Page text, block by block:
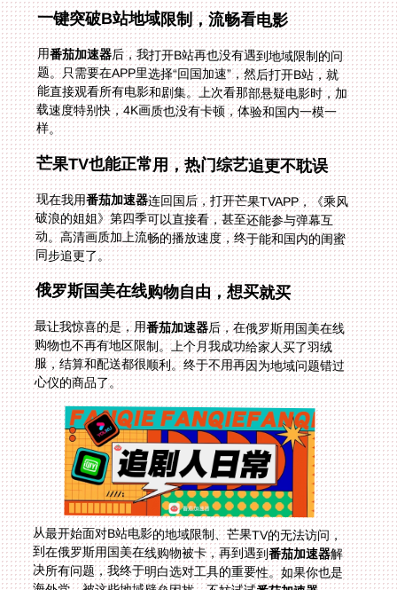
一键突破B站地域限制，流畅看电影
用番茄加速器后，我打开B站再也没有遇到地域限制的问
题。只需要在APP里选择“回国加速”，然后打开B站，就
能直接观看所有电影和剧集。上次看那部悬疑电影时，加
载速度特别快，4K画质也没有卡顿，体验和国内一模一
样。
芒果TV也能正常用，热门综艺追更不耽误
现在我用番茄加速器连回国后，打开芒果TVAPP，《乘风
破浪的姐姐》第四季可以直接看，甚至还能参与弹幕互
动。高清画质加上流畅的播放速度，终于能和国内的闺蜜
同步追更了。
俄罗斯国美在线购物自由，想买就买
最让我惊喜的是，用番茄加速器后，在俄罗斯用国美在线
购物也不再有地区限制。上个月我成功给家人买了羽绒
服，结算和配送都很顺利。终于不用再因为地域问题错过
心仪的商品了。
从最开始面对B站电影的地域限制、芒果TV的无法访问，
到在俄罗斯用国美在线购物被卡，再到遇到番茄加速器解
决所有问题，我终于明白选对工具的重要性。如果你也是